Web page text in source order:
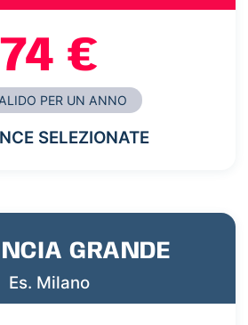
74 €
PER UN ANNO
SELEZIONATE
GRANDE
Es. Milano